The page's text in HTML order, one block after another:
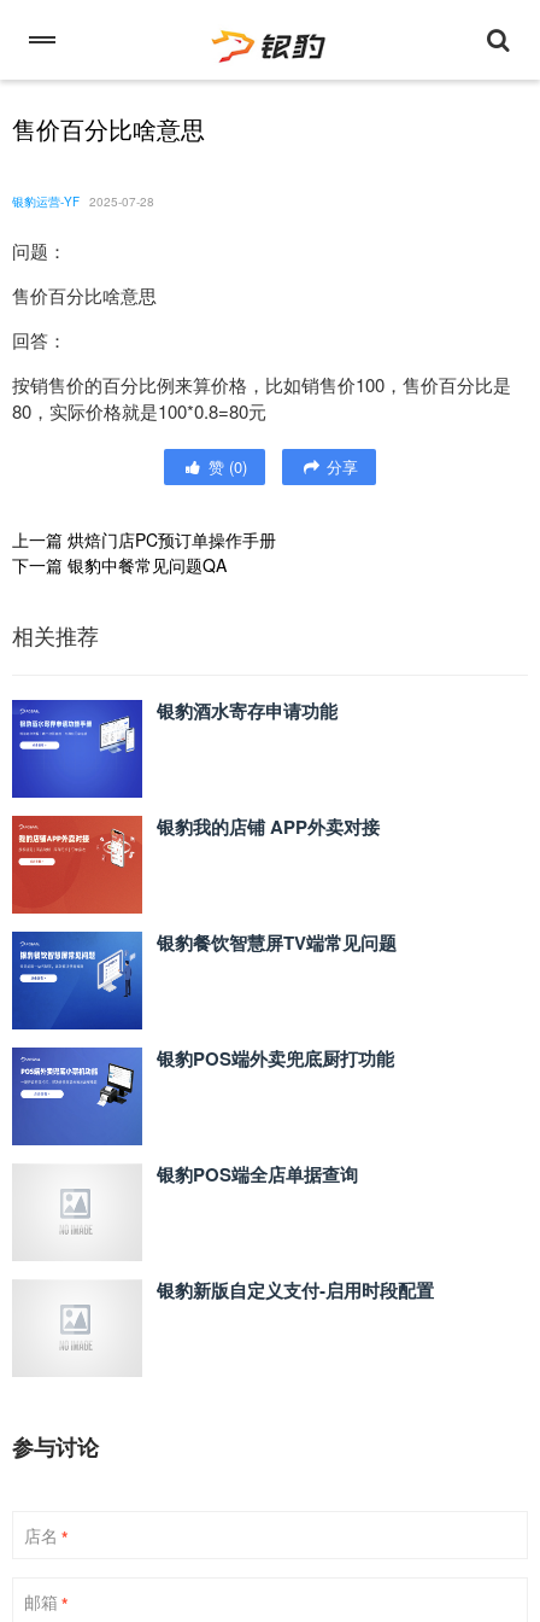
售价百分比啥意思
银豹运营-YF 2025-07-28
问题：
售价百分比啥意思
回答：
按销售价的百分比例来算价格，比如销售价100，售价百分比是
80，实际价格就是100*0.8=80元
赞 (0) 分享
上一篇 烘焙门店PC预订单操作手册
下一篇 银豹中餐常见问题QA
相关推荐
银豹酒水寄存申请功能
银豹我的店铺 APP外卖对接
银豹餐饮智慧屏TV端常见问题
银豹POS端外卖兜底厨打功能
银豹POS端全店单据查询
银豹新版自定义支付‑启用时段配置
参与讨论
店名 *
邮箱 *